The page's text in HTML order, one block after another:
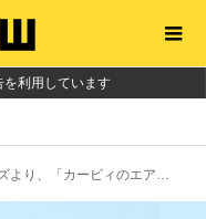
を利用しています
エアライダー キャラスタムステッカー」が4月下旬発売